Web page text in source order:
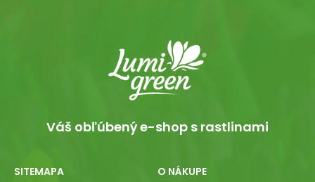
Váš obľúbený e-shop s rastlinami
SITEMAPA O NÁKUPE